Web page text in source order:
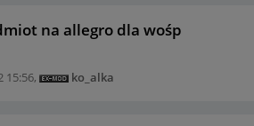
na allegro dla wośp
15:56, ko_alka